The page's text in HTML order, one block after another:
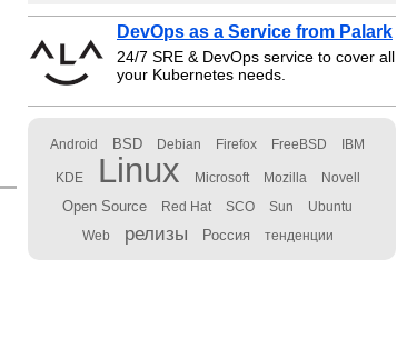
DevOps as a Service from Palark
24/7 SRE & DevOps service to cover all
your Kubernetes needs.
Android BSD Debian Firefox FreeBSD IBM
KDE Linux Microsoft Mozilla Novell
Open Source Red Hat SCO Sun Ubuntu
Web релизы Россия тенденции